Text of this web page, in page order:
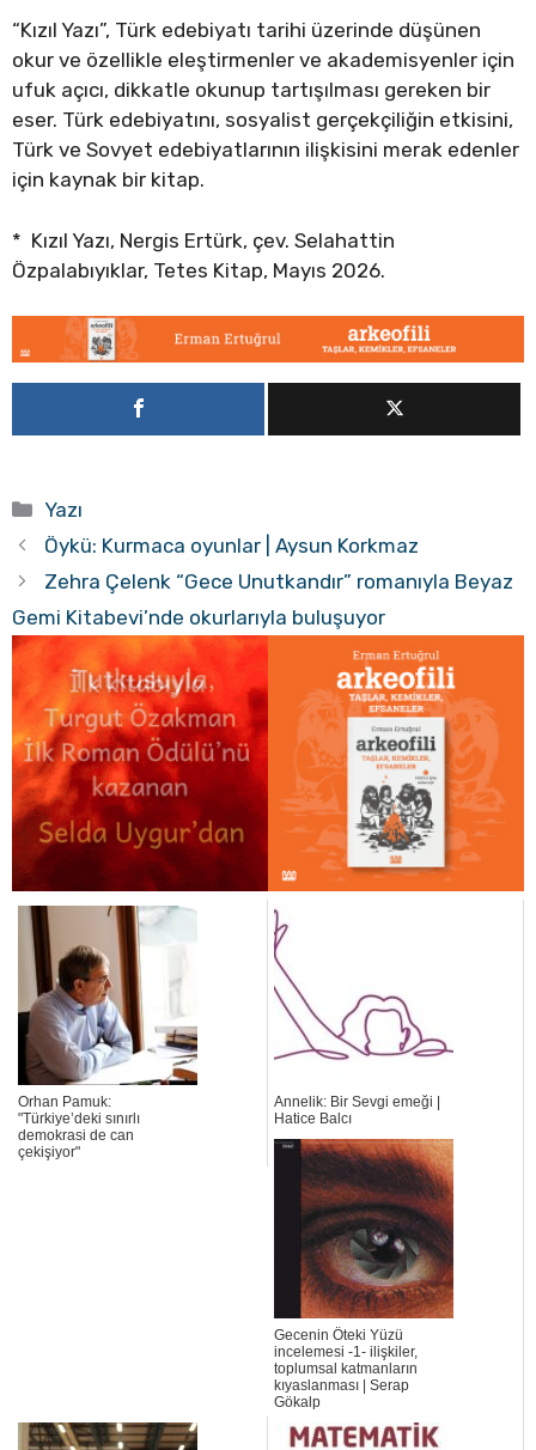
“Kızıl Yazı”, Türk edebiyatı tarihi üzerinde düşünen
okur ve özellikle eleştirmenler ve akademisyenler için
ufuk açıcı, dikkatle okunup tartışılması gereken bir
eser. Türk edebiyatını, sosyalist gerçekçiliğin etkisini,
Türk ve Sovyet edebiyatlarının ilişkisini merak edenler
için kaynak bir kitap.
* Kızıl Yazı, Nergis Ertürk, çev. Selahattin
Özpalabıyıklar, Tetes Kitap, Mayıs 2026.
Kategoriler
Yazı
Öykü: Kurmaca oyunlar | Aysun Korkmaz
Zehra Çelenk “Gece Unutkandır” romanıyla Beyaz
Gemi Kitabevi’nde okurlarıyla buluşuyor
Orhan Pamuk:
"Türkiye’deki sınırlı
demokrasi de can
çekişiyor"
Annelik: Bir Sevgi emeği |
Hatice Balcı
Gecenin Öteki Yüzü
incelemesi -1- ilişkiler,
toplumsal katmanların
kıyaslanması | Serap
Gökalp